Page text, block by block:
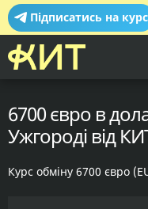
Підписатись на курс
6700 євро в
Ужгороді від
Курс обміну 6700 євро